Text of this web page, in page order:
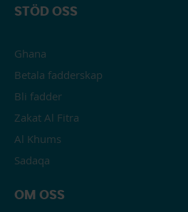
STÖD OSS
Ghana
Betala fadderskap
Bli fadder
Zakat Al Fitra
Al Khums
Sadaqa
OM OSS